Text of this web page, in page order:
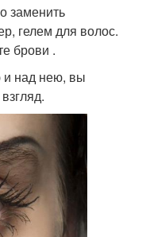
заменить
гелем для волос.
брови .
и над нею, вы